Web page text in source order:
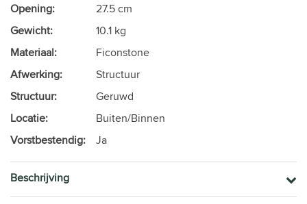
Opening:
27.5 cm
Gewicht:
10.1 kg
Materiaal:
Ficonstone
Afwerking:
Structuur
Structuur:
Geruwd
Locatie:
Buiten/Binnen
Vorstbestendig:
Ja
Beschrijving